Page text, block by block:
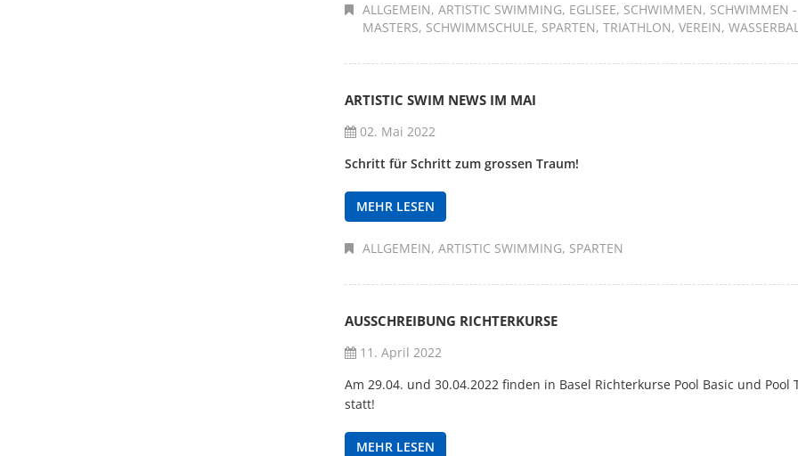
ALLGEMEIN ARTISTIC SWIMMING EGLISEE SCHWIMMEN SCHWIMMEN -
MASTERS SCHWIMMSCHULE SPARTEN TRIATHLON VEREIN
ARTISTIC SWIM NEWS IM MAI
02. Mai 2022
Schritt für Schritt zum grossen Traum!
MEHR LESEN
ALLGEMEIN ARTISTIC SWIMMING SPARTEN
AUSSCHREIBUNG RICHTERKURSE
11. April 2022
Am 29.04. und 30.04.2022 finden in Basel Richterkurse Pool Basic und Pool
statt!
MEHR LESEN